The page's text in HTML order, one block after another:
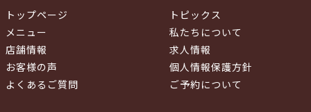
トップページ
メニュー
店舗情報
お客様の声
よくあるご質問
トピックス
私たちについて
求人情報
個人情報保護方針
ご予約について